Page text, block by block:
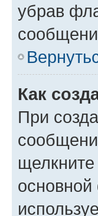
убрав
Как
При